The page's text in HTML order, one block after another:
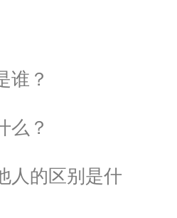
谁？
么？
人的区别是什